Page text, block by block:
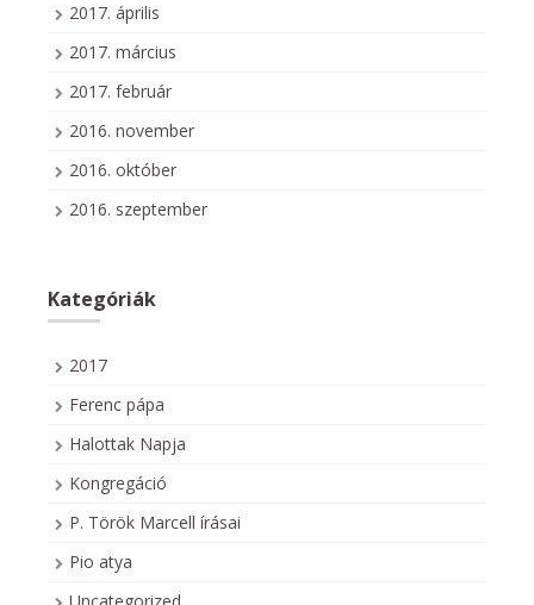
2017. április
2017. március
2017. február
2016. november
2016. október
2016. szeptember
Kategóriák
2017
Ferenc pápa
Halottak Napja
Kongregáció
P. Török Marcell írásai
Pio atya